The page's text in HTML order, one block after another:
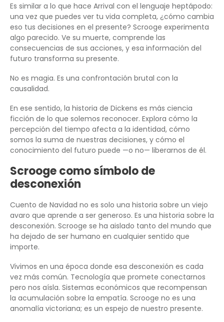
Es similar a lo que hace Arrival con el lenguaje heptápodo:
una vez que puedes ver tu vida completa, ¿cómo cambia
eso tus decisiones en el presente? Scrooge experimenta
algo parecido. Ve su muerte, comprende las
consecuencias de sus acciones, y esa información del
futuro transforma su presente.
No es magia. Es una confrontación brutal con la
causalidad.
En ese sentido, la historia de Dickens es más ciencia
ficción de lo que solemos reconocer. Explora cómo la
percepción del tiempo afecta a la identidad, cómo
somos la suma de nuestras decisiones, y cómo el
conocimiento del futuro puede —o no— liberarnos de él.
Scrooge como símbolo de
desconexión
Cuento de Navidad no es solo una historia sobre un viejo
avaro que aprende a ser generoso. Es una historia sobre la
desconexión. Scrooge se ha aislado tanto del mundo que
ha dejado de ser humano en cualquier sentido que
importe.
Vivimos en una época donde esa desconexión es cada
vez más común. Tecnología que promete conectarnos
pero nos aísla. Sistemas económicos que recompensan
la acumulación sobre la empatía. Scrooge no es una
anomalía victoriana; es un espejo de nuestro presente.